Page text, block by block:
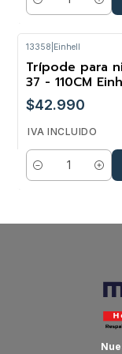
Cantidad
13358 Einhell
Trípode para
37 - 110CM
$42.990
IVA INCLUIDO
Cantidad